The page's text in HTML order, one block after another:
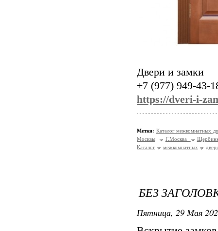
Двери и замки
+7 (977) 949-43-
https://dveri-i-
Метки: Каталог межкомнатных
Москвы
Г.Москва
Каталог
межкомнатных
БЕЗ
Пятница, 29 Мая